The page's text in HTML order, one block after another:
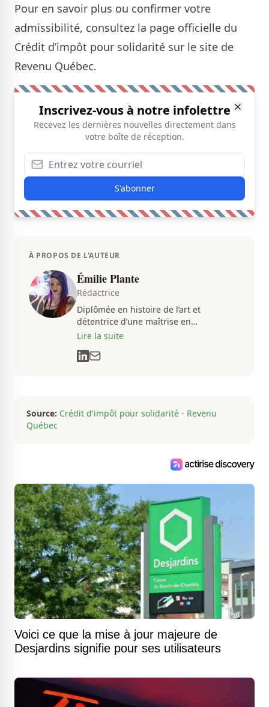
Pour en savoir plus ou confirmer votre
admissibilité, consultez la page officielle du
Crédit d’impôt pour solidarité sur le site de
Revenu Québec.
Inscrivez-vous à notre infolettre
Recevez les dernières nouvelles directement dans
votre boîte de réception.
S'abonner
À PROPOS DE L'AUTEUR
Émilie Plante
Rédactrice
Diplômée en histoire de l’art et
détentrice d’une maîtrise en
muséologie, Émilie gravite dans
communications depuis près de deux
Lire la suite
Source: Crédit d'impôt pour solidarité - Revenu
Québec
Voici ce que la mise à jour majeure de
Desjardins signifie pour ses utilisateurs